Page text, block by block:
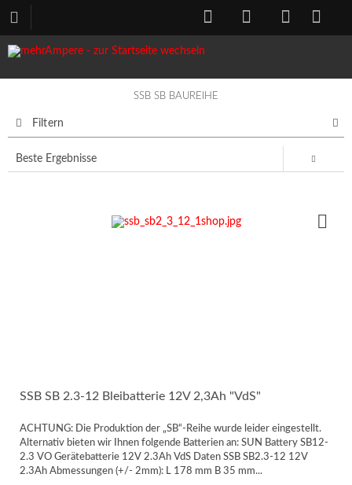
SSB SB BAUREIHE
Filtern
SSB SB 2.3-12 Bleibatterie 12V 2,3Ah "VdS"
ACHTUNG: Die Produktion der „SB“-Reihe wurde leider eingestellt.
Alternativ bieten wir Ihnen folgende Batterien an: SUN Battery SB12-
2.3 VO Gerätebatterie 12V 2.3Ah VdS Daten SSB SB2.3-12 12V
2.3Ah Abmessungen (+/- 2mm): L 178 mm B 35 mm...